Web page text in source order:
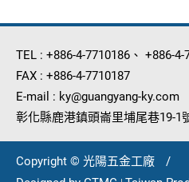
TEL : +886-4-7710186 、 +886-4-
FAX : +886-4-7710187
E-mail : ky@guangyang-ky.com
彰化縣鹿港鎮頭崙里埔尾巷19-1
Copyright © 光陽五金工廠
/